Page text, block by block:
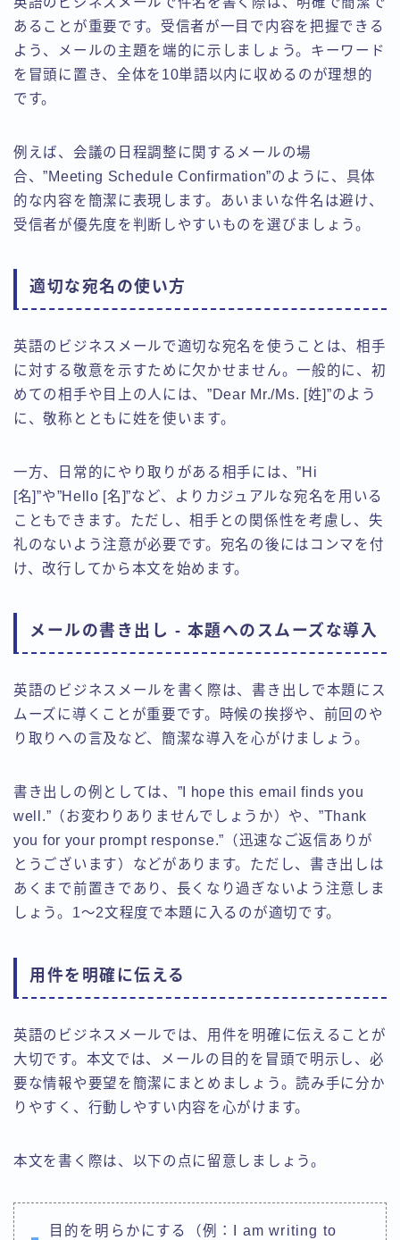
あることが重要です。受信者が一目で内容を把握できる
よう、メールの主題を端的に示しましょう。キーワード
を冒頭に置き、全体を10単語以内に収めるのが理想的
です。
例えば、会議の日程調整に関するメールの場
合、”Meeting Schedule Confirmation”のように、具体
的な内容を簡潔に表現します。あいまいな件名は避け、
受信者が優先度を判断しやすいものを選びましょう。
適切な宛名の使い方
英語のビジネスメールで適切な宛名を使うことは、相手
に対する敬意を示すために欠かせません。一般的に、初
めての相手や目上の人には、”Dear Mr./Ms. [姓]”のよう
に、敬称とともに姓を使います。
一方、日常的にやり取りがある相手には、”Hi
[名]”や”Hello [名]”など、よりカジュアルな宛名を用いる
こともできます。ただし、相手との関係性を考慮し、失
礼のないよう注意が必要です。宛名の後にはコンマを付
け、改行してから本文を始めます。
メールの書き出し - 本題へのスムーズな導入
英語のビジネスメールを書く際は、書き出しで本題にス
ムーズに導くことが重要です。時候の挨拶や、前回のや
り取りへの言及など、簡潔な導入を心がけましょう。
書き出しの例としては、”I hope this email finds you
well.”（お変わりありませんでしょうか）や、”Thank
you for your prompt response.”（迅速なご返信ありが
とうございます）などがあります。ただし、書き出しは
あくまで前置きであり、長くなり過ぎないよう注意しま
しょう。1～2文程度で本題に入るのが適切です。
用件を明確に伝える
英語のビジネスメールでは、用件を明確に伝えることが
大切です。本文では、メールの目的を冒頭で明示し、必
要な情報や要望を簡潔にまとめましょう。読み手に分か
りやすく、行動しやすい内容を心がけます。
本文を書く際は、以下の点に留意しましょう。
目的を明らかにする（例：I am writing to